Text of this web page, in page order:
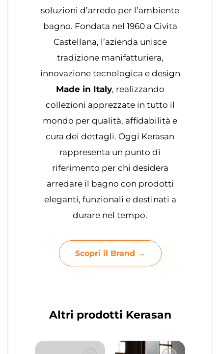
soluzioni d’arredo per l’ambiente
bagno. Fondata nel 1960 a Civita
Castellana, l’azienda unisce
tradizione manifatturiera,
innovazione tecnologica e design
Made in Italy, realizzando
collezioni apprezzate in tutto il
mondo per qualità, affidabilità e
cura dei dettagli. Oggi Kerasan
rappresenta un punto di
riferimento per chi desidera
arredare il bagno con prodotti
eleganti, funzionali e destinati a
durare nel tempo.
Scopri il Brand →
Altri prodotti Kerasan